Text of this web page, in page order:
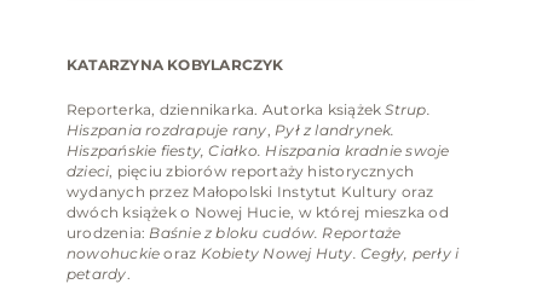
KATARZYNA KOBYLARCZYK
Reporterka, dziennikarka. Autorka książekStrup.
Hiszpania rozdrapuje rany Pył z landrynek.
Hiszpańskie fiesty, Ciałko. Hiszpania kradnie swoje
dzieci , pięciu zbiorów reportaży historycznych
wydanych przez Małopolski Instytut Kultury oraz
dwóch książek o Nowej Hucie, w której mieszka od
urodzenia: Baśnie z bloku cudów. Reportaże
nowohuckie oraz Kobiety Nowej Huty. Cegły, perły i
petardy